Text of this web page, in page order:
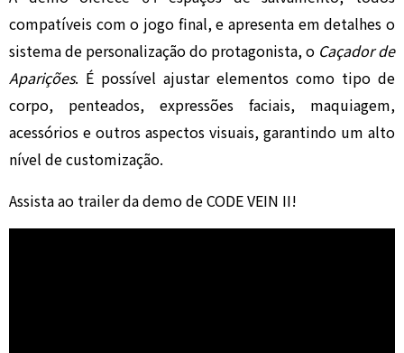
compatíveis com o jogo final, e apresenta em detalhes o
sistema de personalização do protagonista, o Caçador de
Aparições. É possível ajustar elementos como tipo de
corpo, penteados, expressões faciais, maquiagem,
acessórios e outros aspectos visuais, garantindo um alto
nível de customização.
Assista ao trailer da demo de CODE VEIN II!